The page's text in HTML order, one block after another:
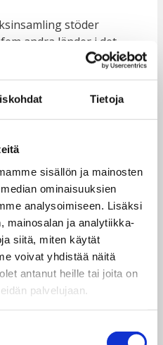
Tietoja
sisällön ja mainosten
ominaisuuksien
analysoimiseen. Lisäksi
mainosalan ja analytiikka-
siitä, miten käytät
voivat yhdistää näitä
antanut heille tai joita on
palvelujaan.
stöder
andra länder i det
strävar efter att skicka
en vecka, varefter ni
ärenden
telefon på +358 (0) 50
välbefinnande när